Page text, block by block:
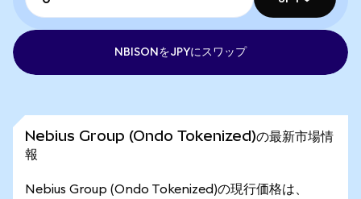
NBISONをJPYにスワップ
Nebius Group (Ondo Tokenized)の最新市場情
報
Nebius Group (Ondo Tokenized)の現行価格は、